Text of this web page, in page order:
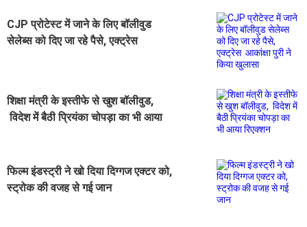
CJP प्रोटेस्ट में जाने के लिए बॉलीवुड
सेलेब्स को दिए जा रहे पैसे, एक्ट्रेस
शिक्षा मंत्री के इस्तीफे से खुश बॉलीवुड,
विदेश में बैठी प्रियंका चोपड़ा का भी आया
फिल्म इंडस्ट्री ने खो दिया दिग्गज एक्टर को,
स्ट्रोक की वजह से गई जान